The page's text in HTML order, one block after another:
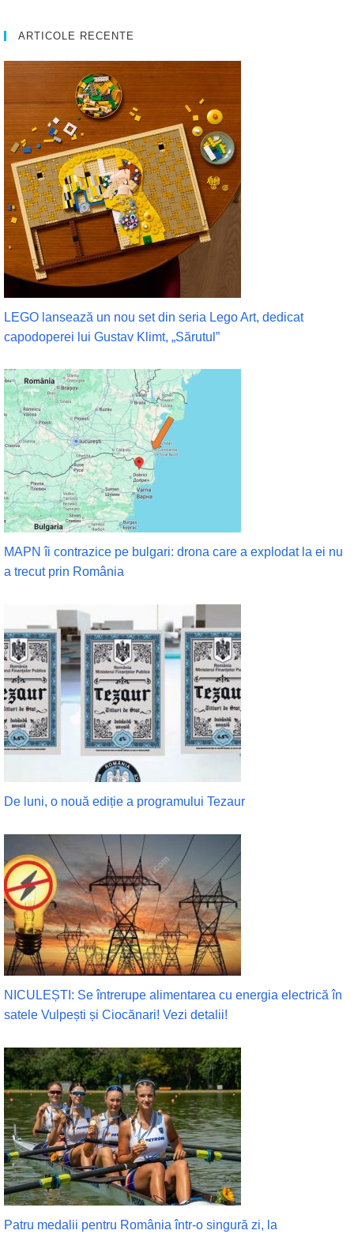
ARTICOLE RECENTE
LEGO lansează un nou set din seria Lego Art, dedicat
capodoperei lui Gustav Klimt, „Sărutul”
MAPN îi contrazice pe bulgari: drona care a explodat la ei nu
a trecut prin România
De luni, o nouă ediție a programului Tezaur
NICULEȘTI: Se întrerupe alimentarea cu energia electrică în
satele Vulpești și Ciocănari! Vezi detalii!
Patru medalii pentru România într-o singură zi, la